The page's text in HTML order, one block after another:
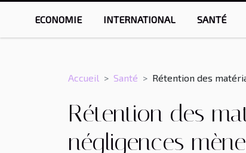
ECONOMIE INTERNATIONAL SANTÉ
Accueil Santé Rétention des
Rétention des
négligences